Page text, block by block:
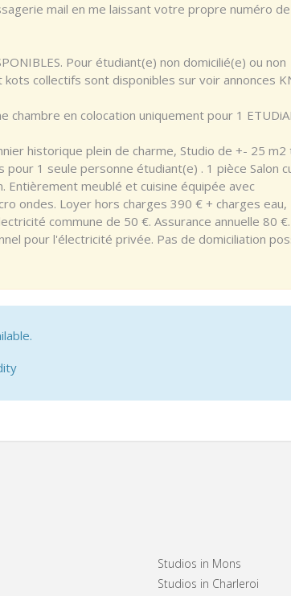
mail en me laissant votre propre numéro
Pour étudiant(e) non domicilié(e) ou non
collectifs sont disponibles sur voir annonces
chambre en colocation uniquement pour 1
historique plein de charme, Studio de +- 25 m2
pour 1 seule personne étudiant(e) . 1 pièce Salon
Entièrement meublé et cuisine équipée avec
ondes. Loyer hors charges 390 € + charges eau,
commune de 50 €. Assurance annuelle 80 €.
pour l'électricité privée. Pas de domiciliation
Studios in Mons
Studios in Charleroi